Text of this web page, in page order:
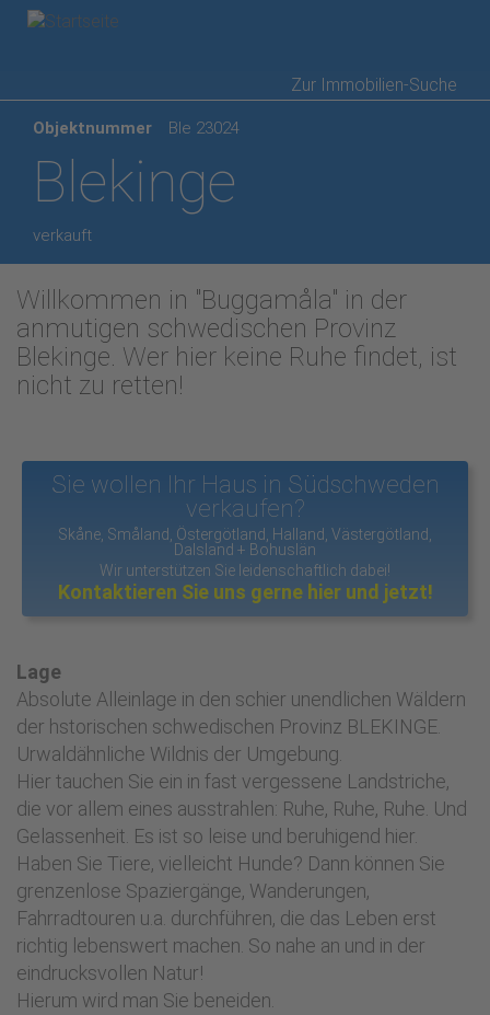
zum
Inhalt
Zur Immobilien-Suche
Objektnummer Ble 23024
Blekinge
verkauft
Willkommen in "Buggamåla" in der
anmutigen schwedischen Provinz
Blekinge. Wer hier keine Ruhe findet, ist
nicht zu retten!
Sie wollen Ihr Haus in Südschweden
verkaufen?
Skåne, Småland, Östergötland, Halland, Västergötland,
Dalsland + Bohuslän
Wir unterstützen Sie leidenschaftlich dabei!
Kontaktieren Sie uns gerne hier und jetzt!
Lage
Absolute Alleinlage in den schier unendlichen Wäldern
der hstorischen schwedischen Provinz BLEKINGE.
Urwaldähnliche Wildnis der Umgebung.
Hier tauchen Sie ein in fast vergessene Landstriche,
die vor allem eines ausstrahlen: Ruhe, Ruhe, Ruhe. Und
Gelassenheit. Es ist so leise und beruhigend hier.
Haben Sie Tiere, vielleicht Hunde? Dann können Sie
grenzenlose Spaziergänge, Wanderungen,
Fahrradtouren u.a. durchführen, die das Leben erst
richtig lebenswert machen. So nahe an und in der
eindrucksvollen Natur!
Hierum wird man Sie beneiden.